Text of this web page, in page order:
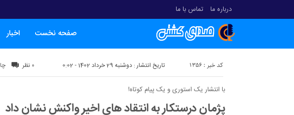
درباره ما تماس با ما
صفحه نخست اخبار
تاریخ انتشار : دوشنبه 29 خرداد 1402 - 0:02 کد خبر : 1356 ۰ نظر
با انتشار یک استوری و یک پیام کوتاه!
پژمان درستکار به انتقاد های اخیر واکنش نشان داد